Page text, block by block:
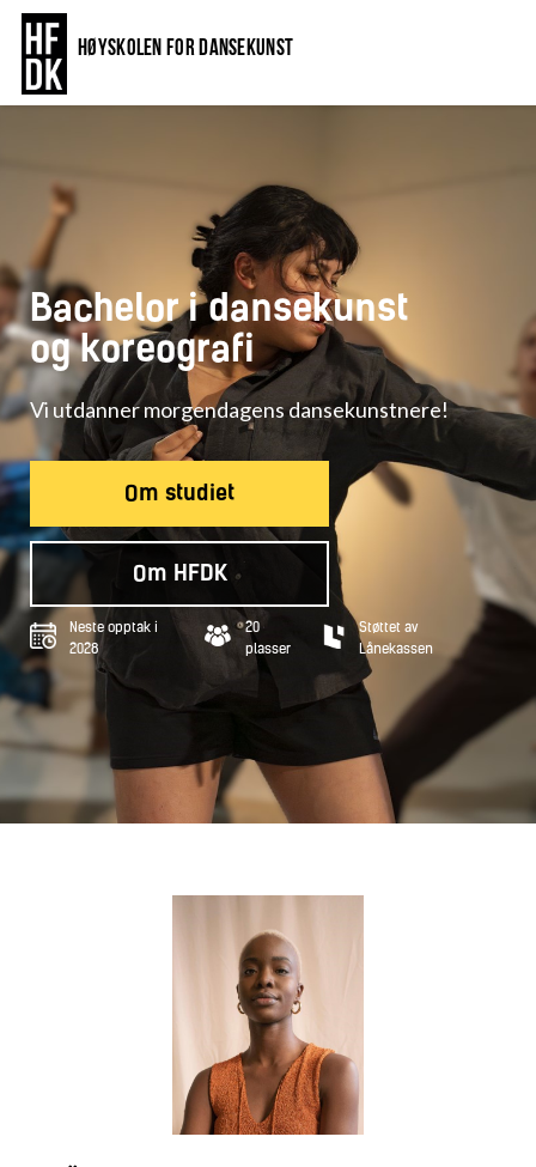
Høyskolen for dansekunst
Bachelor i dansekunst
og koreografi
Vi utdanner morgendagens dansekunstnere!
Om studiet
Om HFDK
Neste opptak i
2028
20
plasser
Støttet av
Lånekassen